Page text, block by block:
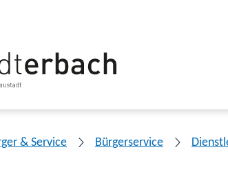
& Service Bürgerservice